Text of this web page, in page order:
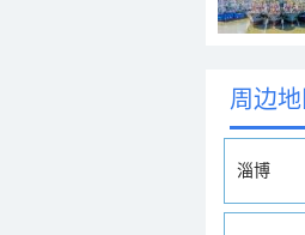
周边地
淄博